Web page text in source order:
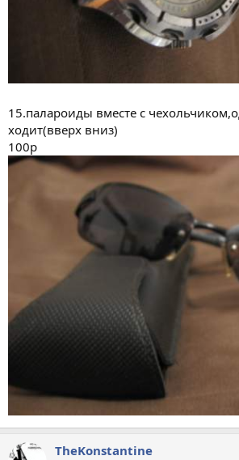
15.палароиды вместе с
ходит(вверх вниз)
100р
TheKonstantine